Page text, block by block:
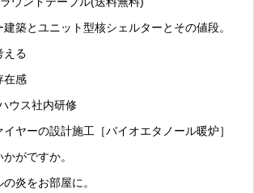
築とユニット型核シェルターとその値段。
える
在感
ウス社内研修
ヤーの設計施工［バイオエタノール暖炉］
がですか。
炎をお部屋に。